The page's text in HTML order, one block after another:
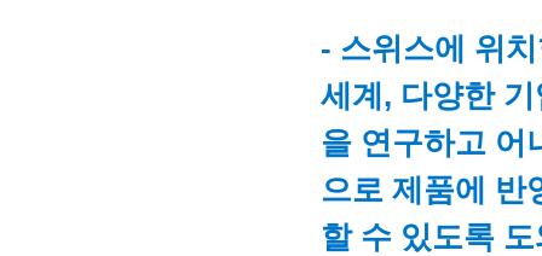
- 스위스에 위
세계, 다양한
을 연구하고 어
으로 제품에 반
할 수 있도록